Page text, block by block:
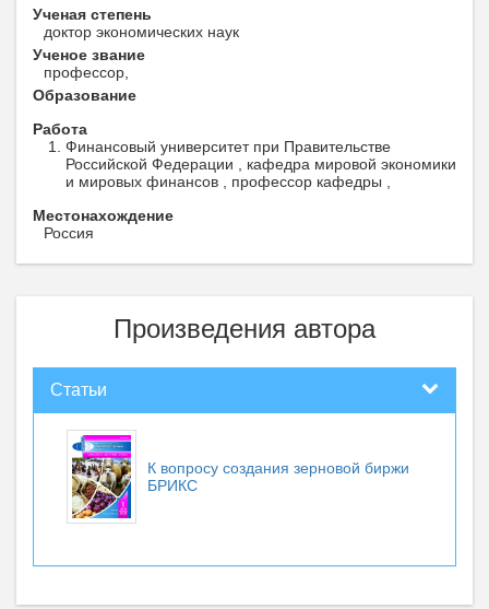
Ученая степень
доктор экономических наук
Ученое звание
профессор,
Образование
Работа
Финансовый университет при Правительстве
Российской Федерации , кафедра мировой экономики
и мировых финансов , профессор кафедры ,
Местонахождение
Россия
Произведения автора
Статьи
К вопросу создания зерновой биржи
БРИКС